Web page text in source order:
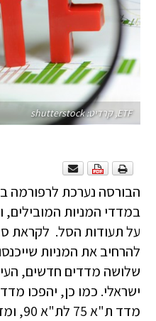
ETF, קרדיט: shutterstock
הבורסה נערכת לרפורמה
במדדי המניות
להרחיב את המניות
שלושה מדדים חדשים,